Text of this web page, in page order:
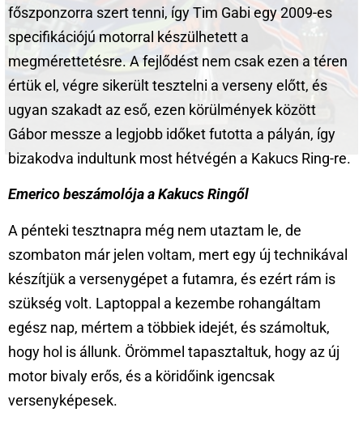
főszponzorra szert tenni, így Tim Gabi egy 2009-es
specifikációjú motorral készülhetett a
megmérettetésre. A fejlődést nem csak ezen a téren
értük el, végre sikerült tesztelni a verseny előtt, és
ugyan szakadt az eső, ezen körülmények között
Gábor messze a legjobb időket futotta a pályán, így
bizakodva indultunk most hétvégén a Kakucs Ring-re.
Emerico beszámolója a Kakucs Ringől
A pénteki tesztnapra még nem utaztam le, de
szombaton már jelen voltam, mert egy új technikával
készítjük a versenygépet a futamra, és ezért rám is
szükség volt. Laptoppal a kezembe rohangáltam
egész nap, mértem a többiek idejét, és számoltuk,
hogy hol is állunk. Örömmel tapasztaltuk, hogy az új
motor bivaly erős, és a köridőink igencsak
versenyképesek.